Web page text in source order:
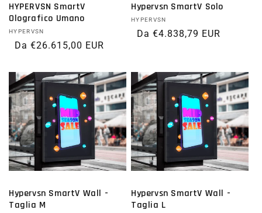
HYPERVSN SmartV
Olografico Umano
Fornitore:
HYPERVSN
Prezzo di listino
Da €26.615,00 EUR
Hypervsn SmartV Solo
Fornitore:
HYPERVSN
Prezzo di listino
Da €4.838,79 EUR
Hypervsn SmartV Wall -
Taglia M
Hypervsn SmartV Wall -
Taglia L